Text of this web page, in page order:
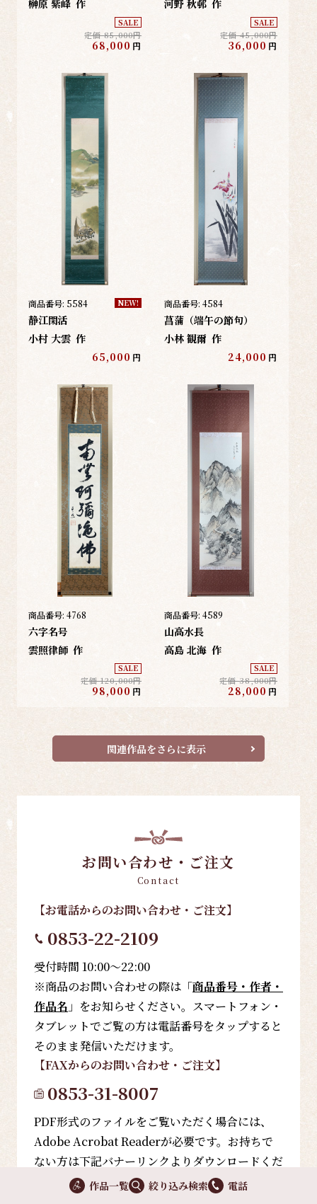
榊原 紫峰 作
SALE
定価 85,000円
68,000 円
河野 秋邨 作
SALE
定価 45,000円
36,000 円
商品番号: 5584 NEW!
静江閑活
小村 大雲 作
65,000 円
商品番号: 4584
菖蒲（端午の節句）
小林 観爾 作
24,000 円
商品番号: 4768
六字名号
雲照律師 作
SALE
定価 120,000円
98,000 円
商品番号: 4589
山高水長
高島 北海 作
SALE
定価 38,000円
28,000 円
関連作品をさらに表示
お問い合わせ・ご注文
Contact
【お電話からのお問い合わせ・ご注文】
0853-22-2109
受付時間 10:00～22:00
※商品のお問い合わせの際は「商品番号・作者・
作品名 」をお知らせください。スマートフォン・
タブレットでご覧の方は電話番号をタップすると
そのまま発信いただけます。
【FAXからのお問い合わせ・ご注文】
0853-31-8007
PDF形式のファイルをご覧いただく場合には、
Adobe Acrobat Readerが必要です。お持ちで
ない方は下記バナーリンクよりダウンロードくだ
作品一覧 絞り込み検索 電話